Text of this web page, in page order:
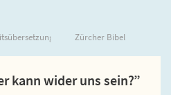
Zürcher Bibel
kann wider uns sein?”